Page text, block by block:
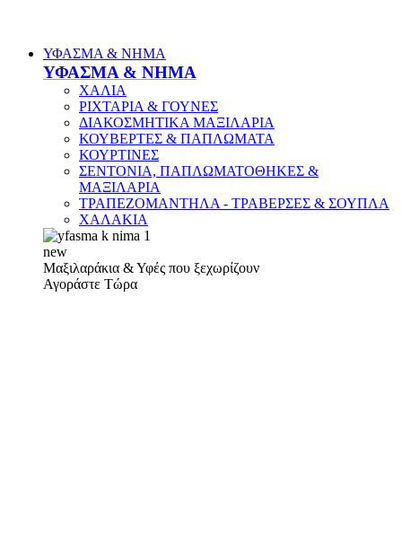
ΥΦΑΣΜΑ & ΝΗΜΑ
ΥΦΑΣΜΑ & ΝΗΜΑ
ΧΑΛΙΑ
ΡΙΧΤΑΡΙΑ & ΓΟΥΝΕΣ
ΔΙΑΚΟΣΜΗΤΙΚΑ ΜΑΞΙΛΑΡΙΑ
ΚΟΥΒΕΡΤΕΣ & ΠΑΠΛΩΜΑΤΑ
ΚΟΥΡΤΙΝΕΣ
ΣΕΝΤΟΝΙΑ, ΠΑΠΛΩΜΑΤΟΘΗΚΕΣ &
ΜΑΞΙΛΑΡΙΑ
ΤΡΑΠΕΖΟΜΑΝΤΗΛΑ - ΤΡΑΒΕΡΣΕΣ & ΣΟΥΠΛΑ
ΧΑΛΑΚΙΑ
new
Μαξιλαράκια & Υφές που ξεχωρίζουν
Αγοράστε Τώρα